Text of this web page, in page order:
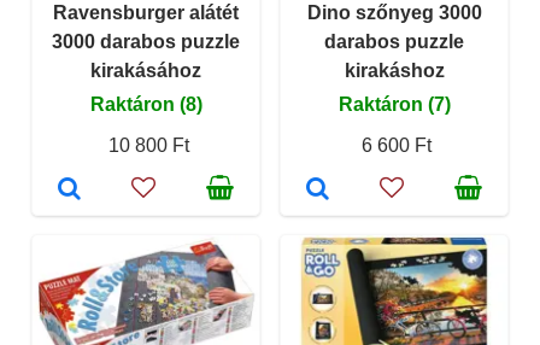
Ravensburger alátét
3000 darabos puzzle
kirakásához
Raktáron (8)
10 800 Ft
Dino szőnyeg 3000
darabos puzzle
kirakáshoz
Raktáron (7)
6 600 Ft